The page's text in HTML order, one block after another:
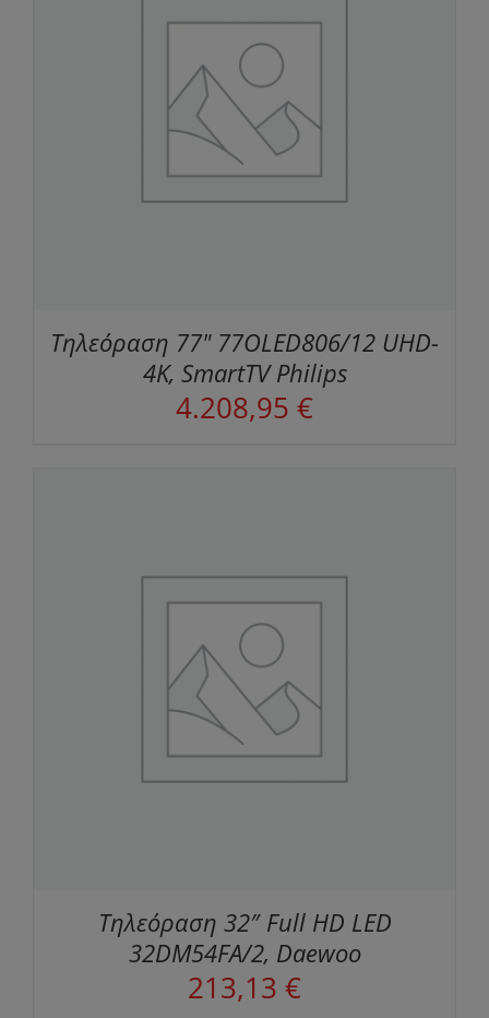
Τηλεόραση 77" 77OLED806/12 UHD-
4K, SmartTV Philips
4.208,95 €
Τηλεόραση 32″ Full HD LED
32DM54FA/2, Daewoo
213,13 €